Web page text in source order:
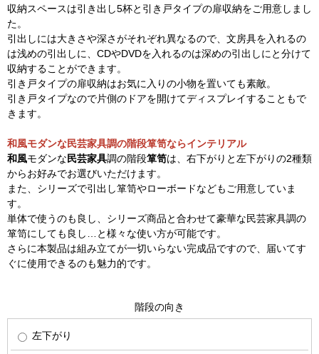
収納スペースは引き出し5杯と引き戸タイプの扉収納をご用意しまし
た。
引出しには大きさや深さがそれぞれ異なるので、文房具を入れるの
は浅めの引出しに、CDやDVDを入れるのは深めの引出しにと分けて
収納することができます。
引き戸タイプの扉収納はお気に入りの小物を置いても素敵。
引き戸タイプなので片側のドアを開けてディスプレイすることもで
きます。
和風モダンな民芸家具調の階段箪笥ならインテリアル
和風モダンな民芸家具調の階段箪笥は、右下がりと左下がりの2種類
からお好みでお選びいただけます。
また、シリーズで引出し箪笥やローボードなどもご用意していま
す。
単体で使うのも良し、シリーズ商品と合わせて豪華な民芸家具調の
箪笥にしても良し…と様々な使い方が可能です。
さらに本製品は組み立てが一切いらない完成品ですので、届いてす
ぐに使用できるのも魅力的です。
階段の向き
左下がり